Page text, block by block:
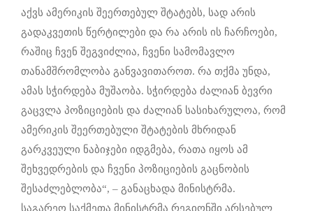
აქვს ამერიკის შეერთებულ შტატებს, სად არის
გადაკვეთის წერტილები და რა არის ის ჩარჩოები,
რაშიც ჩვენ შეგვიძლია, ჩვენი სამომავლო
თანამშრომლობა განვავითაროთ. რა თქმა უნდა,
ამას სჭირდება მუშაობა. სჭირდება ძალიან ბევრი
გაცვლა პოზიციების და ძალიან სასიხარულოა, რომ
ამერიკის შეერთებული შტატების მხრიდან
გარკვეული ნაბიჯები იდგმება, რათა იყოს ამ
შეხვედრების და ჩვენი პოზიციების გაცნობის
შესაძლებლობა“, – განაცხადა მინისტრმა.
საგარეო საქმეთა მინისტრმა რეგიონში არსებულ